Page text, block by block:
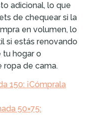
adicional, lo que
de chequear si la
en volumen, lo
si estás renovando
tu hogar o
ropa de cama.
150: ¡Cómprala
50×75: